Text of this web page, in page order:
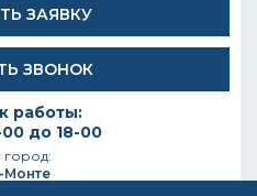
ЗАЯВКУ
ЗВОНОК
работы:
до 18-00
Монте